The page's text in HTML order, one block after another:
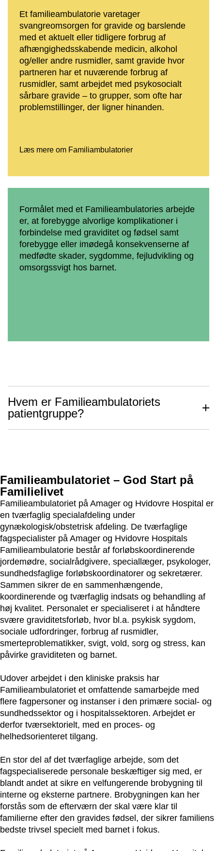
Et familieambulatorie varetager
svangreomsorgen for gravide og barslende
med et aktuelt eller tidligere forbrug af
afhængighedsskabende medicin, alkohol
og/eller andre rusmidler, samt gravide hvor
partneren har et nuværende forbrug af
rusmidler, samt arbejdet med psykosocialt
sårbare gravide – to grupper, som ofte har
problemstillinger, der ligner hinanden.
Læs mere om Familiambulatorier
Formålet med et Familieambulatories arbejde
er, at forebygge alvorlige komplikationer i
forbindelse med graviditet og fødsel samt
forebygge eller imødegå konsekvenserne af
medfødte skader, sygdomme, fejludvikling og
omsorgssvigt hos barnet.
Hvem er Familieambulatoriets
patientgruppe?
Familieambulatoriet – God Start på
Familielivet
Familieambulatoriet på Amager og Hvidovre Hospital er
en tværfaglig specialafdeling under
gynækologisk/obstetrisk afdeling. De tværfaglige
fagspecialister på Amager og Hvidovre Hospitals
Familieambulatorie består af forløbskoordinerende
jordemødre, socialrådgivere, speciallæger, psykologer,
sundhedsfaglige forløbskoordinatorer og sekretærer.
Sammen sikrer de en sammenhængende,
koordinerende og tværfaglig indsats og behandling af
høj kvalitet. Personalet er specialiseret i at håndtere
svære graviditetsforløb, hvor bl.a. psykisk sygdom,
sociale udfordringer, forbrug af rusmidler,
smerteproblematikker, svigt, vold, sorg og stress, kan
påvirke graviditeten og barnet.
Udover arbejdet i den kliniske praksis har
Familieambulatoriet et omfattende samarbejde med
flere fagpersoner og instanser i den primære social- og
sundhedssektor og i hospitalssektoren. Arbejdet er
derfor tværsektorielt, med en proces- og
helhedsorienteret tilgang.
En stor del af det tværfaglige arbejde, som det
fagspecialiserede personale beskæftiger sig med, er
blandt andet at sikre en velfungerende brobygning til
interne og eksterne partnere. Brobygningen kan her
forstås som de efterværn der skal være klar til
familierne efter den gravides fødsel, der sikrer familiens
bedste trivsel specielt med barnet i fokus.